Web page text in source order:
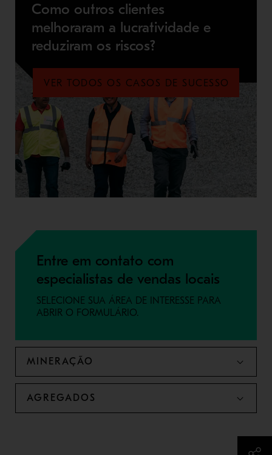
Como outros clientes
melhoraram a lucratividade e
reduziram os riscos?
VER TODOS OS CASOS DE SUCESSO
Entre em contato com
especialistas de vendas locais
SELECIONE SUA ÁREA DE INTERESSE PARA
ABRIR O FORMULÁRIO.
MINERAÇÃO
AGREGADOS